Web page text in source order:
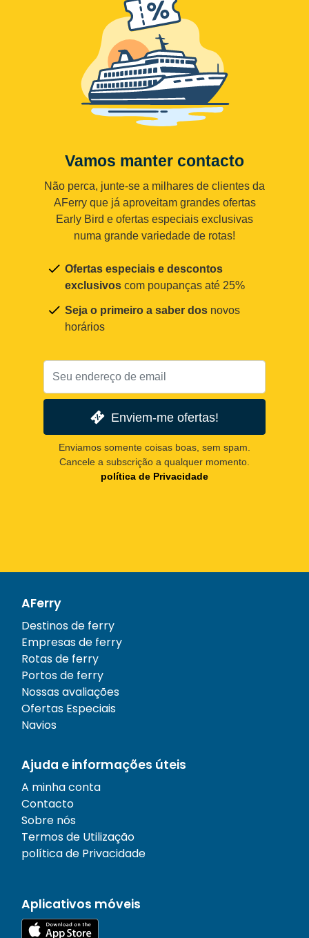
Vamos manter contacto
Não perca, junte-se a milhares de clientes da
AFerry que já aproveitam grandes ofertas
Early Bird e ofertas especiais exclusivas
numa grande variedade de rotas!
Ofertas especiais e descontos
exclusivos com poupanças até 25%
Seja o primeiro a saber dos novos
horários
Enviem-me ofertas!
Enviamos somente coisas boas, sem spam.
Cancele a subscrição a qualquer momento.
política de Privacidade
AFerry
Destinos de ferry
Empresas de ferry
Rotas de ferry
Portos de ferry
Nossas avaliações
Ofertas Especiais
Navios
Ajuda e informações úteis
A minha conta
Contacto
Sobre nós
Termos de Utilização
política de Privacidade
Aplicativos móveis